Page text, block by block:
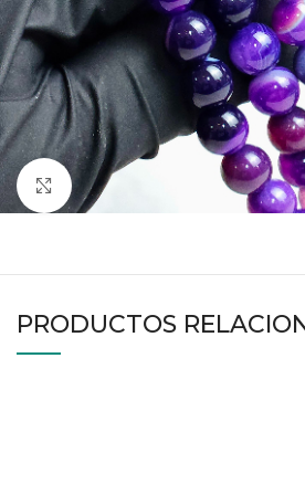
Haga clic para ampliar
PRODUCTOS